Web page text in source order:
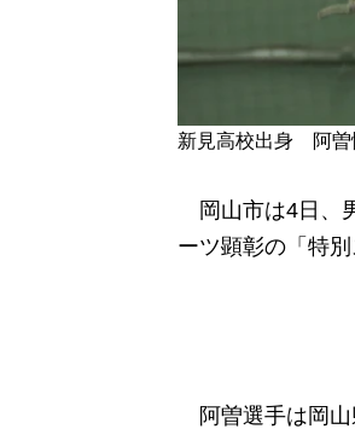
新見高校出身 阿曽
岡山市は4日、
ーツ顕彰の「特
阿曽選手は岡山